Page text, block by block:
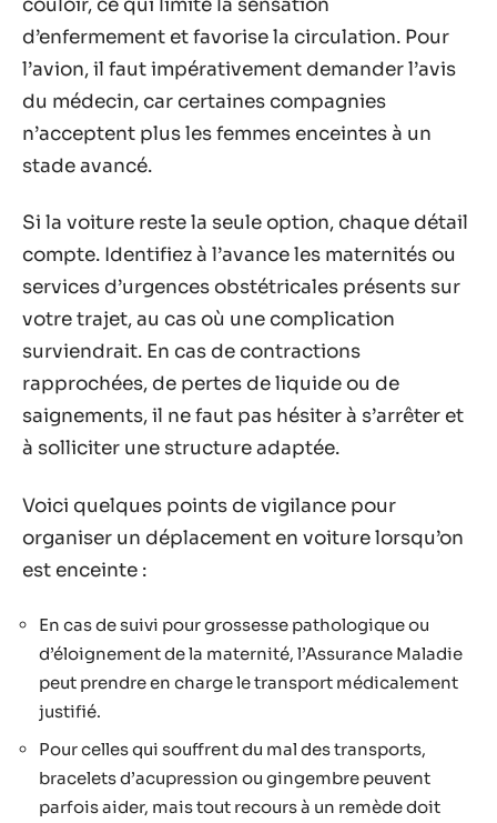
d’enfermement et favorise la circulation. Pour
l’avion, il faut impérativement demander l’avis
du médecin, car certaines compagnies
n’acceptent plus les femmes enceintes à un
stade avancé.
Si la voiture reste la seule option, chaque détail
compte. Identifiez à l’avance les maternités ou
services d’urgences obstétricales présents sur
votre trajet, au cas où une complication
surviendrait. En cas de contractions
rapprochées, de pertes de liquide ou de
saignements, il ne faut pas hésiter à s’arrêter et
à solliciter une structure adaptée.
Voici quelques points de vigilance pour
organiser un déplacement en voiture lorsqu’on
est enceinte :
En cas de suivi pour grossesse pathologique ou
d’éloignement de la maternité, l’Assurance Maladie
peut prendre en charge le transport médicalement
justifié.
Pour celles qui souffrent du mal des transports,
bracelets d’acupression ou gingembre peuvent
parfois aider, mais tout recours à un remède doit